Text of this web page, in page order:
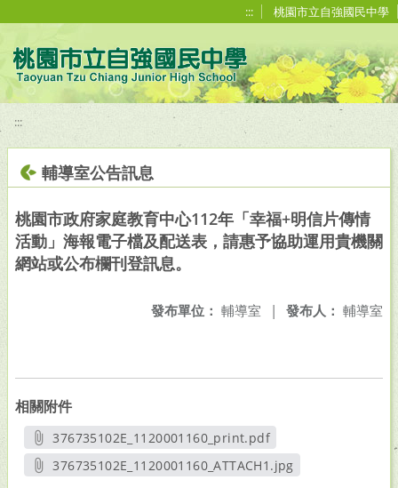
::: 桃園市立自強國民中學
:::
輔導室公告訊息
桃園市政府家庭教育中心112年「幸福+明信片傳情
活動」海報電子檔及配送表，請惠予協助運用貴機關
網站或公布欄刊登訊息。
發布人： 輔導室
發布單位： 輔導室 |
相關附件
376735102E_1120001160_print.pdf
另開新視窗
376735102E_1120001160_ATTACH1.jpg